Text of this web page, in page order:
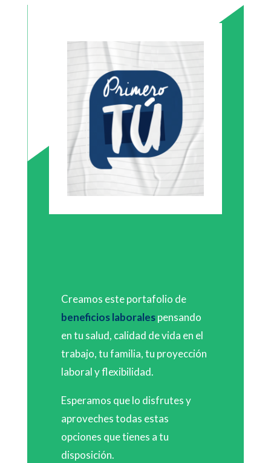
Creamos este portafolio de
beneficios laboralespensando
en tu salud, calidad de vida en el
trabajo, tu familia, tu proyección
laboral y flexibilidad.
Esperamos que lo disfrutes y
aproveches todas estas
opciones que tienes a tu
disposición.